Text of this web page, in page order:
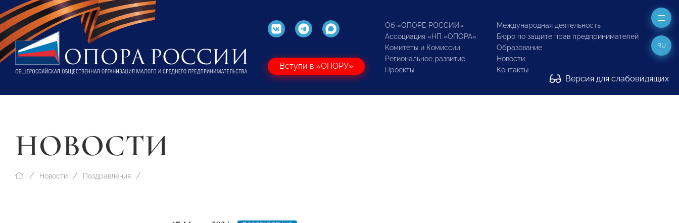
Вступи в «ОПОРУ»
Об «ОПОРЕ РОССИИ»
Ассоциация «НП «ОПОРА»
Комитеты и Комиссии
Региональное развитие
Проекты
Международная деятельность
Бюро по защите прав предпринимателей
Образование
Новости
Контакты
Версия для слабовидящих
RU
НОВОСТИ
Новости Поздравления